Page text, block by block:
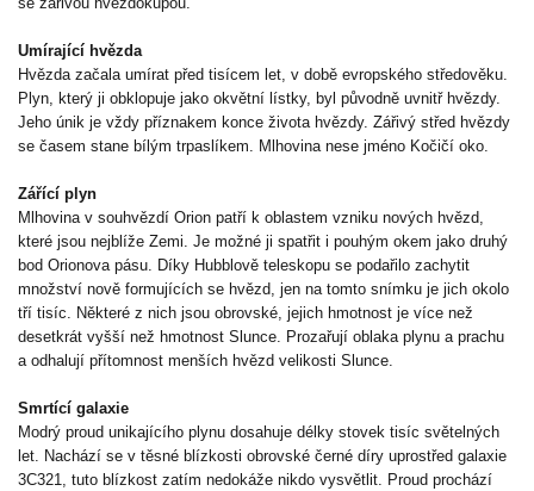
Umírající hvězda
Hvězda začala umírat před tisícem let, v době evropského středověku.
Plyn, který ji obklopuje jako okvětní lístky, byl původně uvnitř hvězdy.
Jeho únik je vždy příznakem konce života hvězdy. Zářivý střed hvězdy
se časem stane bílým trpaslíkem. Mlhovina nese jméno Kočičí oko.
Zářící plyn
Mlhovina v souhvězdí Orion patří k oblastem vzniku nových hvězd,
které jsou nejblíže Zemi. Je možné ji spatřit i pouhým okem jako druhý
bod Orionova pásu. Díky Hubblově teleskopu se podařilo zachytit
množství nově formujících se hvězd, jen na tomto snímku je jich okolo
tří tisíc. Některé z nich jsou obrovské, jejich hmotnost je více než
desetkrát vyšší než hmotnost Slunce. Prozařují oblaka plynu a prachu
a odhalují přítomnost menších hvězd velikosti Slunce.
Smrtící galaxie
Modrý proud unikajícího plynu dosahuje délky stovek tisíc světelných
let. Nachází se v těsné blízkosti obrovské černé díry uprostřed galaxie
3C321, tuto blízkost zatím nedokáže nikdo vysvětlit. Proud prochází